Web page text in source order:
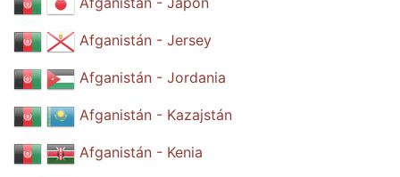
Afganistán - Jersey
Afganistán - Jordania
Afganistán - Kazajstán
Afganistán - Kenia